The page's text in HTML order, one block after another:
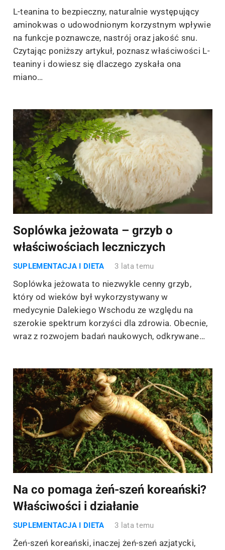
L-teanina to bezpieczny, naturalnie występujący
aminokwas o udowodnionym korzystnym wpływie
na funkcje poznawcze, nastrój oraz jakość snu.
Czytając poniższy artykuł, poznasz właściwości L-
teaniny i dowiesz się dlaczego zyskała ona
miano…
Soplówka jeżowata – grzyb o
właściwościach leczniczych
SUPLEMENTACJA I DIETA 3 lata temu
Soplówka jeżowata to niezwykle cenny grzyb,
który od wieków był wykorzystywany w
medycynie Dalekiego Wschodu ze względu na
szerokie spektrum korzyści dla zdrowia. Obecnie,
wraz z rozwojem badań naukowych, odkrywane…
Na co pomaga żeń-szeń koreański?
Właściwości i działanie
SUPLEMENTACJA I DIETA 3 lata temu
Żeń-szeń koreański, inaczej żeń-szeń azjatycki,